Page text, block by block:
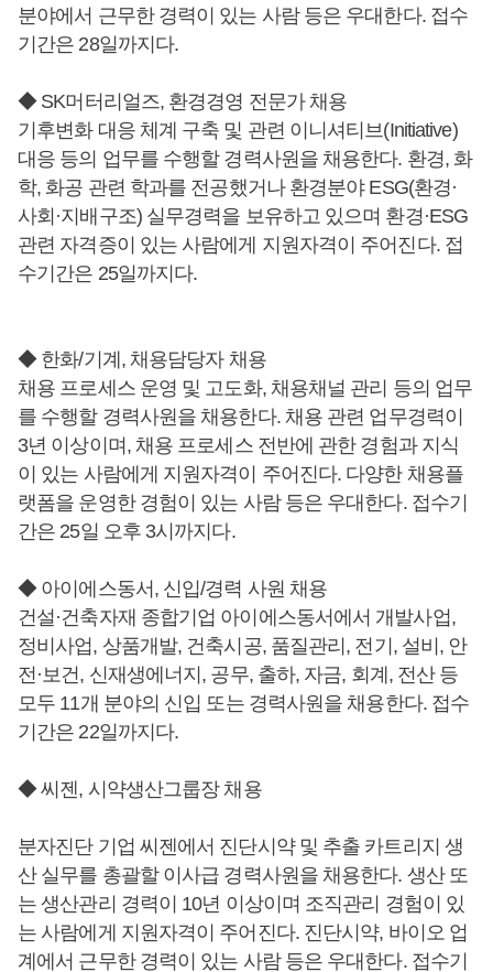
분야에서 근무한 경력이 있는 사람 등은 우대한다. 접수
기간은 28일까지다.
◆ SK머터리얼즈, 환경경영 전문가 채용
기후변화 대응 체계 구축 및 관련 이니셔티브(Initiative)
대응 등의 업무를 수행할 경력사원을 채용한다. 환경, 화
학, 화공 관련 학과를 전공했거나 환경분야 ESG(환경·
사회·지배구조) 실무경력을 보유하고 있으며 환경·ESG
관련 자격증이 있는 사람에게 지원자격이 주어진다. 접
수기간은 25일까지다.
◆ 한화/기계, 채용담당자 채용
채용 프로세스 운영 및 고도화, 채용채널 관리 등의 업무
를 수행할 경력사원을 채용한다. 채용 관련 업무경력이
3년 이상이며, 채용 프로세스 전반에 관한 경험과 지식
이 있는 사람에게 지원자격이 주어진다. 다양한 채용플
랫폼을 운영한 경험이 있는 사람 등은 우대한다. 접수기
간은 25일 오후 3시까지다.
◆ 아이에스동서, 신입/경력 사원 채용
건설·건축자재 종합기업 아이에스동서에서 개발사업,
정비사업, 상품개발, 건축시공, 품질관리, 전기, 설비, 안
전·보건, 신재생에너지, 공무, 출하, 자금, 회계, 전산 등
모두 11개 분야의 신입 또는 경력사원을 채용한다. 접수
기간은 22일까지다.
◆ 씨젠, 시약생산그룹장 채용
분자진단 기업 씨젠에서 진단시약 및 추출 카트리지 생
산 실무를 총괄할 이사급 경력사원을 채용한다. 생산 또
는 생산관리 경력이 10년 이상이며 조직관리 경험이 있
는 사람에게 지원자격이 주어진다. 진단시약, 바이오 업
계에서 근무한 경력이 있는 사람 등은 우대한다. 접수기